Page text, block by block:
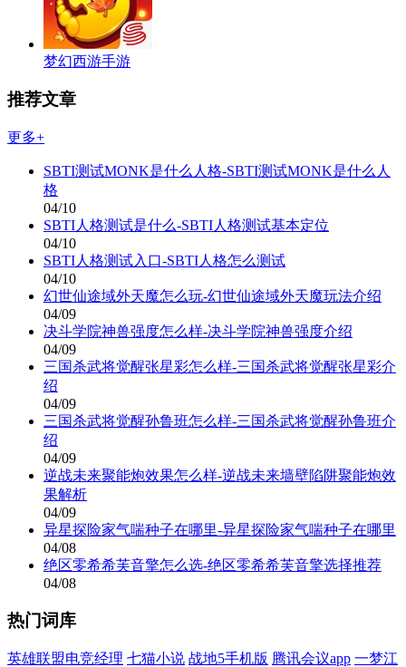
梦幻西游手游
推荐文章
更多+
SBTI测试MONK是什么人格-SBTI测试MONK是什么人
格
04/10
SBTI人格测试是什么-SBTI人格测试基本定位
04/10
SBTI人格测试入口-SBTI人格怎么测试
04/10
幻世仙途域外天魔怎么玩-幻世仙途域外天魔玩法介绍
04/09
决斗学院神兽强度怎么样-决斗学院神兽强度介绍
04/09
三国杀武将觉醒张星彩怎么样-三国杀武将觉醒张星彩介
绍
04/09
三国杀武将觉醒孙鲁班怎么样-三国杀武将觉醒孙鲁班介
绍
04/09
逆战未来聚能炮效果怎么样-逆战未来墙壁陷阱聚能炮效
果解析
04/09
异星探险家气喘种子在哪里-异星探险家气喘种子在哪里
04/08
绝区零希希芙音擎怎么选-绝区零希希芙音擎选择推荐
04/08
热门词库
英雄联盟电竞经理 七猫小说 战地5手机版 腾讯会议app 一梦江